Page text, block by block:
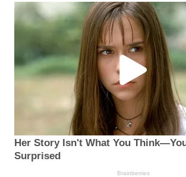
Her Story Isn't What You
Surprised
Brainberries